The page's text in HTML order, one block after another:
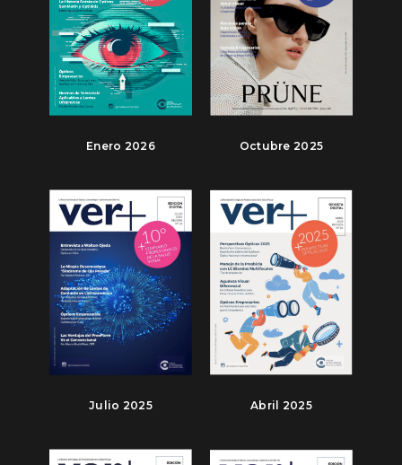
Enero 2026 Octubre 2025
Julio 2025 Abril 2025